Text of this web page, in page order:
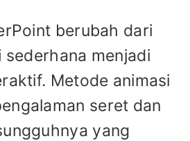
berubah dari
menjadi
Metode animasi
seret dan
yang